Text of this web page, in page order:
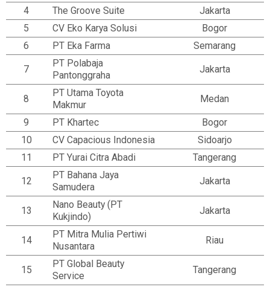
4
The Groove Suite
Jakarta
5
CV Eko Karya Solusi
Bogor
6
PT Eka Farma Semarang
7
PT Polabaja
Pantonggraha
Jakarta
8
PT Utama Toyota
Makmur
Medan
9 PT Khartec
Bogor
10
CV Capacious Indonesia
Sidoarjo
11
PT Yurai Citra Abadi Tangerang
12
PT Bahana Jaya
Samudera
Jakarta
13
Nano Beauty (PT
Kukjindo)
Jakarta
14
PT Mitra Mulia Pertiwi
Nusantara
Riau
15
PT Global Beauty
Service
Tangerang